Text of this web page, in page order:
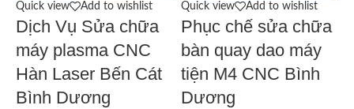
Quick view Add to wishlist
Dịch Vụ Sửa chữa
máy plasma CNC
Hàn Laser Bến Cát
Bình Dương
Quick view Add to wishlist
Phục chế sửa chữa
bàn quay dao máy
tiện M4 CNC Bình
Dương